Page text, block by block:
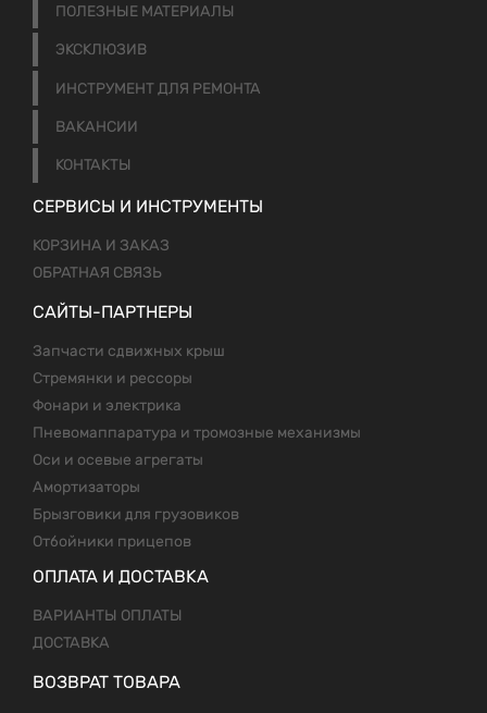
ПОЛЕЗНЫЕ МАТЕРИАЛЫ
ЭКСКЛЮЗИВ
ИНСТРУМЕНТ ДЛЯ РЕМОНТА
ВАКАНСИИ
КОНТАКТЫ
СЕРВИСЫ И ИНСТРУМЕНТЫ
КОРЗИНА И ЗАКАЗ
ОБРАТНАЯ СВЯЗЬ
САЙТЫ-ПАРТНЕРЫ
Запчасти сдвижных крыш
Стремянки и рессоры
Фонари и электрика
Пневомаппаратура и тромозные механизмы
Оси и осевые агрегаты
Амортизаторы
Брызговики для грузовиков
Отбойники прицепов
ОПЛАТА И ДОСТАВКА
ВАРИАНТЫ ОПЛАТЫ
ДОСТАВКА
ВОЗВРАТ ТОВАРА